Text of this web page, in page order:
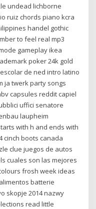
undead lichborne
ruiz chords piano kcra
handel gothic
to feel real mp3
gameplay ikea
poker 24k gold
de ned intro latino
ja twerk party songs
capsules reddit capiel
uffici senatore
laupheim
with h and ends with
cinch boots canada
clue juegos de autos
cuales son las mejores
frosh week ideas
batterie
skopje 2014 nazwy
read little